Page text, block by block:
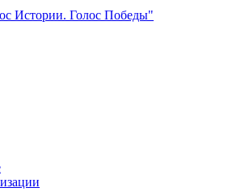
Истории. Голос Победы"